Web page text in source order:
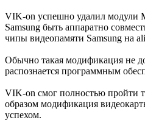
VIK-on успешно удалил модули
Samsung быть аппаратно
чипы видеопамяти Samsung на
Обычно такая модификация не
распознается программным
VIK-on смог полностью пройти
образом модификация
успехом.